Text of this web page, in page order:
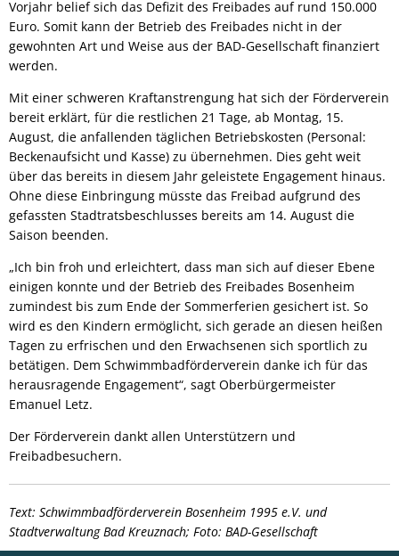
Vorjahr belief sich das Defizit des Freibades auf rund 150.000
Euro. Somit kann der Betrieb des Freibades nicht in der
gewohnten Art und Weise aus der BAD-Gesellschaft finanziert
werden.
Mit einer schweren Kraftanstrengung hat sich der Förderverein
bereit erklärt, für die restlichen 21 Tage, ab Montag, 15.
August, die anfallenden täglichen Betriebskosten (Personal:
Beckenaufsicht und Kasse) zu übernehmen. Dies geht weit
über das bereits in diesem Jahr geleistete Engagement hinaus.
Ohne diese Einbringung müsste das Freibad aufgrund des
gefassten Stadtratsbeschlusses bereits am 14. August die
Saison beenden.
„Ich bin froh und erleichtert, dass man sich auf dieser Ebene
einigen konnte und der Betrieb des Freibades Bosenheim
zumindest bis zum Ende der Sommerferien gesichert ist. So
wird es den Kindern ermöglicht, sich gerade an diesen heißen
Tagen zu erfrischen und den Erwachsenen sich sportlich zu
betätigen. Dem Schwimmbadförderverein danke ich für das
herausragende Engagement“, sagt Oberbürgermeister
Emanuel Letz.
Der Förderverein dankt allen Unterstützern und
Freibadbesuchern.
Text: Schwimmbadförderverein Bosenheim 1995 e.V. und
Stadtverwaltung Bad Kreuznach; Foto: BAD-Gesellschaft